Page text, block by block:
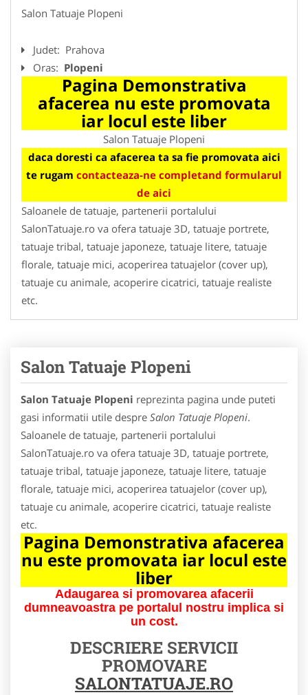
Salon Tatuaje Plopeni
Judet: Prahova
Oras: Plopeni
Pagina Demonstrativa
afacerea nu este promovata
iar locul este liber
Salon Tatuaje Plopeni
daca doresti ca afacerea ta sa fie promovata aici
te rugam contacteaza-ne completand formularul
de aici
Saloanele de tatuaje, partenerii portalului
SalonTatuaje.ro va ofera tatuaje 3D, tatuaje portrete,
tatuaje tribal, tatuaje japoneze, tatuaje litere, tatuaje
florale, tatuaje mici, acoperirea tatuajelor (cover up),
tatuaje cu animale, acoperire cicatrici, tatuaje realiste
etc.
Salon Tatuaje Plopeni
Salon Tatuaje Plopeni reprezinta pagina unde puteti
gasi informatii utile despre Salon Tatuaje Plopeni.
Saloanele de tatuaje, partenerii portalului
SalonTatuaje.ro va ofera tatuaje 3D, tatuaje portrete,
tatuaje tribal, tatuaje japoneze, tatuaje litere, tatuaje
florale, tatuaje mici, acoperirea tatuajelor (cover up),
tatuaje cu animale, acoperire cicatrici, tatuaje realiste
etc.
Pagina Demonstrativa afacerea
nu este promovata iar locul este
liber
Adaugarea si promovarea afacerii
dumneavoastra pe portalul nostru implica si
un cost.
DESCRIERE SERVICII
PROMOVARE
SALONTATUAJE.RO